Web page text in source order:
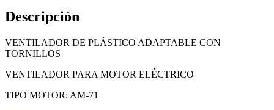
Descripción
VENTILADOR DE PLÁSTICO ADAPTABLE CON
TORNILLOS
VENTILADOR PARA MOTOR ELÉCTRICO
TIPO MOTOR: AM-71